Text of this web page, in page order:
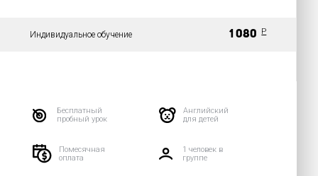
Индивидуальное обучение 1 080 P
Бесплатный
пробный урок
Английский
для детей
Помесячная
оплата
1 человек в
группе